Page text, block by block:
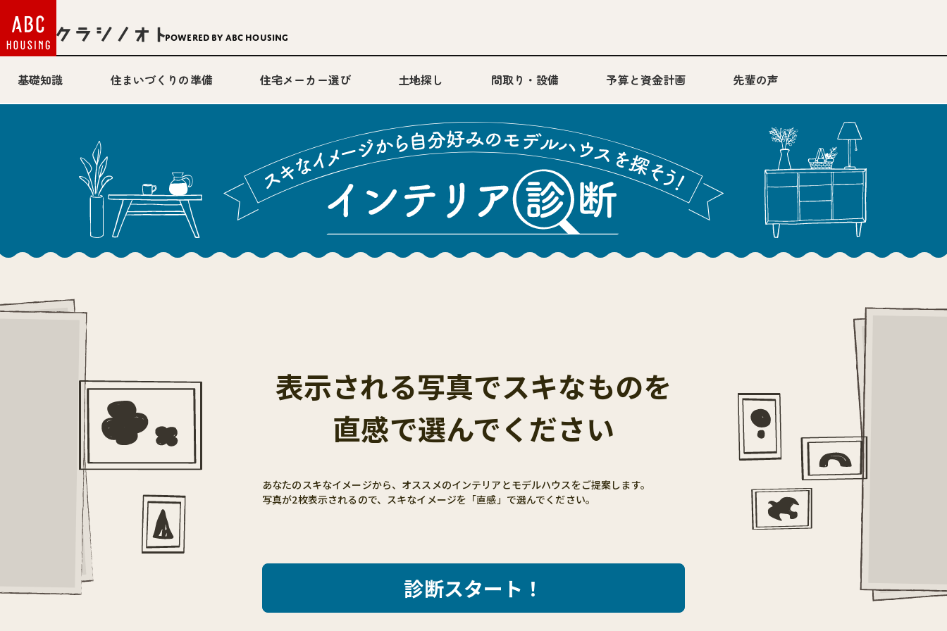
Powered by ABC HOUSING
基礎知識 住まいづくりの準備 住宅メーカー選び 土地探し 間取り・設備 予算と資金計画 先輩の声
表⽰される写真でスキなものを
直感で選んでください
あなたのスキなイメージから、オススメのインテリアとモデルハウスをご提案します。
写真が2枚表示されるので、スキなイメージを「直感」で選んでください。
診断スタート！